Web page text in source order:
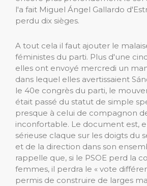
l'a fait Miguel Ángel Gallardo
perdu dix sièges.
A tout cela il faut ajouter le
féministes du parti. Plus d'une
elles ont envoyé mercredi un
dans lequel elles avertissaient
le 40e congrès du parti, le
était passé du statut de simple
presque à celui de compagnon
inconfortable. Le document est,
sérieuse claque sur les doigts du
et de la direction dans son
rappelle que, si le PSOE perd la
femmes, il perdra le « vote
permis de construire de larges